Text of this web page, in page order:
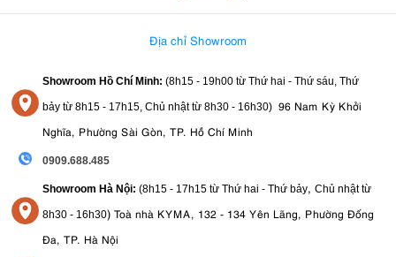
Địa chỉ Showroom
Showroom Hồ Chí Minh: (8h15 - 19h00 từ Thứ hai - Thứ sáu, Thứ
bảy từ 8h15 - 17h15, Chủ nhật từ 8h30 - 16h30) 96 Nam Kỳ Khởi
Nghĩa, Phường Sài Gòn, TP. Hồ Chí Minh
0909.688.485
Showroom Hà Nội: (8h15 - 17h15 từ Thứ hai - Thứ bảy, Chủ nhật từ
8h30 - 16h30) Toà nhà KYMA, 132 - 134 Yên Lãng, Phường Đống
Đa, TP. Hà Nội